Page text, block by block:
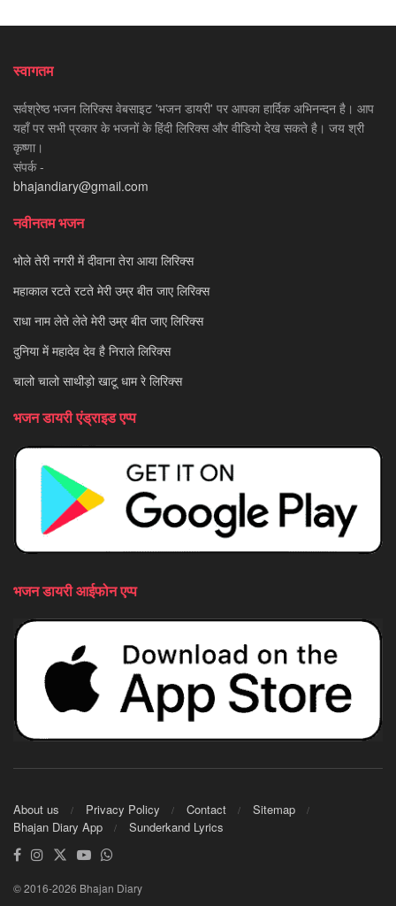
स्वागतम
सर्वश्रेष्ठ भजन लिरिक्स वेबसाइट 'भजन डायरी' पर आपका हार्दिक अभिनन्दन है। आप
यहाँ पर सभी प्रकार के भजनों के हिंदी लिरिक्स और वीडियो देख सकते है। जय श्री
कृष्णा।
संपर्क -
bhajandiary@gmail.com
नवीनतम भजन
भोले तेरी नगरी में दीवाना तेरा आया लिरिक्स
महाकाल रटते रटते मेरी उम्र बीत जाए लिरिक्स
राधा नाम लेते लेते मेरी उम्र बीत जाए लिरिक्स
दुनिया में महादेव देव है निराले लिरिक्स
चालो चालो साथीड़ो खाटू धाम रे लिरिक्स
भजन डायरी एंड्राइड एप्प
भजन डायरी आईफोन एप्प
About us Privacy Policy Contact
Sitemap
Bhajan Diary App
Sunderkand Lyrics
© 2016-2026 Bhajan Diary